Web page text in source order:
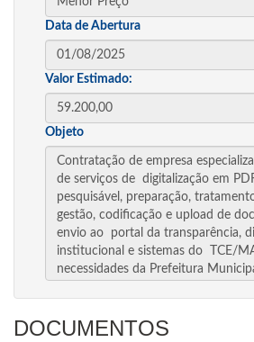
Data de Abertura
Valor Estimado:
Objeto
DOCUMENTOS